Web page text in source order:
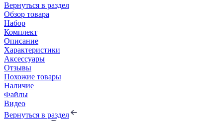
Вернуться в раздел
Обзор товара
Набор
Комплект
Описание
Характеристики
Аксессуары
Отзывы
Похожие товары
Наличие
Файлы
Видео
Вернуться в раздел